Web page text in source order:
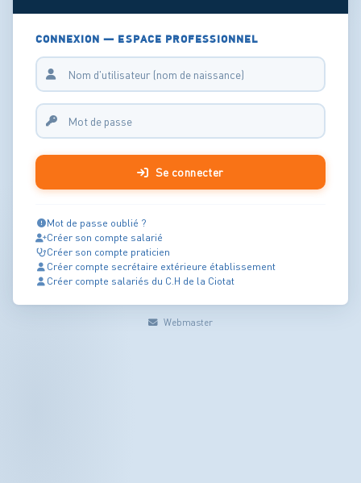
CONNEXION — ESPACE PROFESSIONNEL
Se connecter
Mot de passe oublié ?
Créer son compte salarié
Créer son compte praticien
Créer compte secrétaire extérieure établissement
Créer compte salariés du C.H de la Ciotat
Webmaster